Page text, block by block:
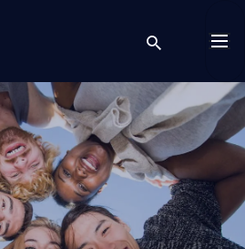
search